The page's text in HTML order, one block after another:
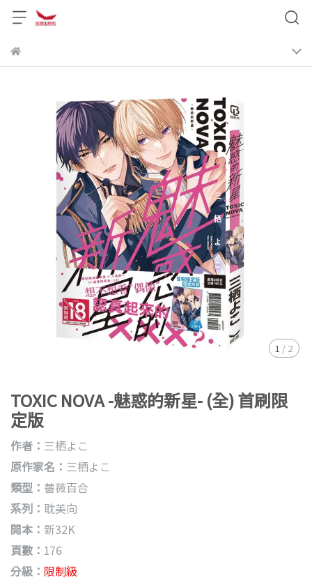
1 / 2
TOXIC NOVA -魅惑的新星- (全) 首刷限
定版
作者： 三栖よこ
原作家名： 三栖よこ
類型： 薔薇百合
系列： 耽美向
開本： 新32K
頁數： 176
分級： 限制級